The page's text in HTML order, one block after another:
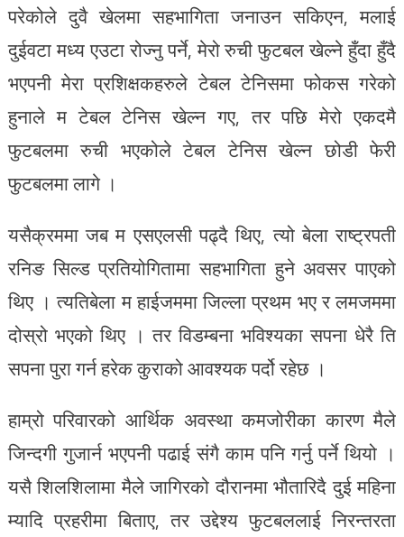
परेकोले दुवै खेलमा सहभागिता जनाउन सकिएन, मलाई
दुईवटा मध्य एउटा रोज्नु पर्ने, मेरो रुची फुटबल खेल्ने हुँदा हुँदै
भएपनी मेरा प्रशिक्षकहरुले टेबल टेनिसमा फोकस गरेको
हुनाले म टेबल टेनिस खेल्न गए, तर पछि मेरो एकदमै
फुटबलमा रुची भएकोले टेबल टेनिस खेल्न छोडी फेरी
फुटबलमा लागे ।
यसैक्रममा जब म एसएलसी पढ्दै थिए, त्यो बेला राष्ट्रपती
रनिङ सिल्ड प्रतियोगितामा सहभागिता हुने अवसर पाएको
थिए । त्यतिबेला म हाईजममा जिल्ला प्रथम भए र लमजममा
दोस्रो भएको थिए । तर विडम्बना भविश्यका सपना धेरै ति
सपना पुरा गर्न हरेक कुराको आवश्यक पर्दो रहेछ ।
हाम्रो परिवारको आर्थिक अवस्था कमजोरीका कारण मैले
जिन्दगी गुजार्न भएपनी पढाई संगै काम पनि गर्नु पर्ने थियो ।
यसै शिलशिलामा मैले जागिरको दौरानमा भौतारिदै दुई महिना
म्यादि प्रहरीमा बिताए, तर उद्देश्य फुटबललाई निरन्तरता